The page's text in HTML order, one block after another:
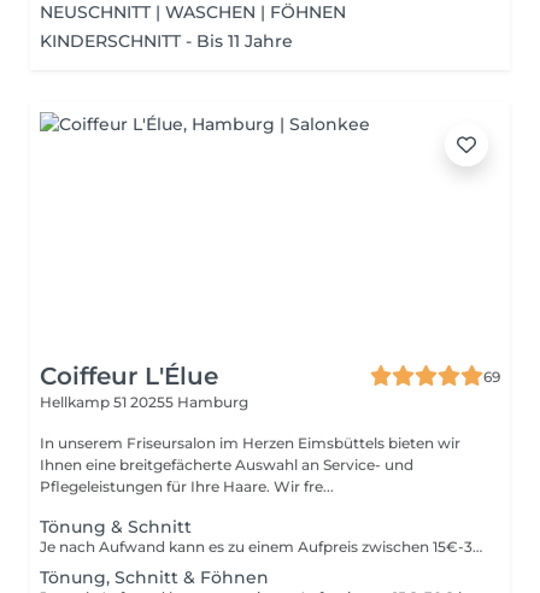
NEUSCHNITT | WASCHEN | FÖHNEN
KINDERSCHNITT - Bis 11 Jahre
Coiffeur L'Élue
69
Hellkamp 51 20255 Hamburg
In unserem Friseursalon im Herzen Eimsbüttels bieten wir
Ihnen eine breitgefächerte Auswahl an Service- und
Pflegeleistungen für Ihre Haare. Wir fre...
Tönung & Schnitt
Je nach Aufwand kann es zu einem Aufpreis zwischen 15€-30€ kommen.
Tönung, Schnitt & Föhnen